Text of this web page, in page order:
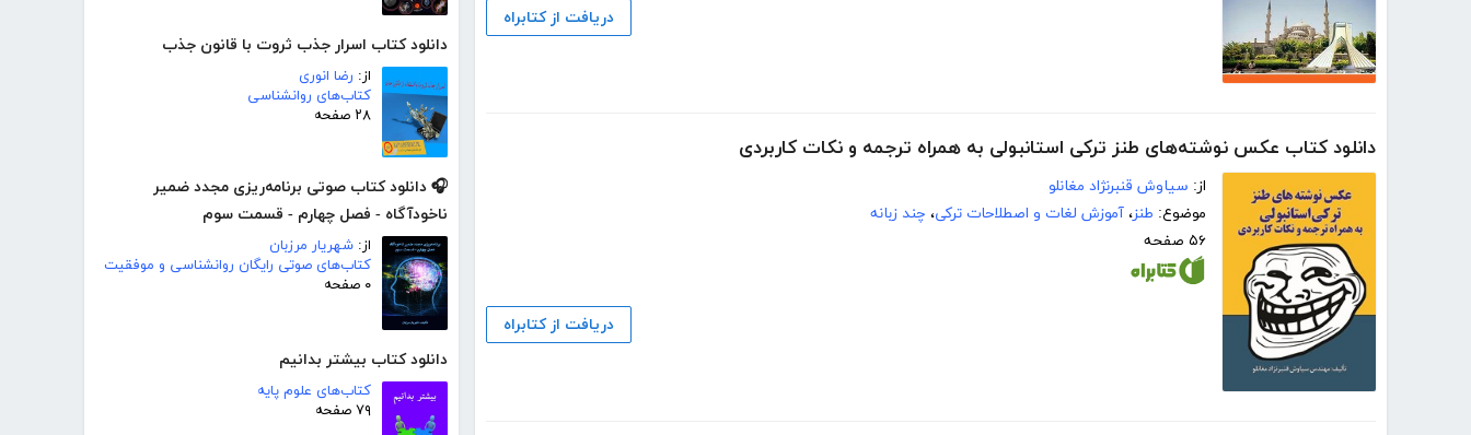
دانلود کتاب اسرار جذب ثروت با قانون جذب
از: رضا انوری
کتاب‌های روانشناسی
۲۸ صفحه
🎧 دانلود کتاب صوتی برنامه‌ریزی مجدد ضمیر
ناخودآگاه - فصل چهارم - قسمت سوم
از: شهریار مرزبان
کتاب‌های صوتی رایگان روانشناسی و موفقیت
۰ صفحه
دانلود کتاب بیشتر بدانیم
کتاب‌های علوم پایه
۷۹ صفحه
دریافت از کتابراه
دانلود کتاب عکس نوشته‌های طنز ترکی استانبولی به همراه ترجمه و نکات کاربردی
از: سیاوش قنبرنژاد مغانلو
موضوع: طنز، آموزش لغات و اصطلاحات ترکی، چند زبانه
۵۶ صفحه
دریافت از کتابراه